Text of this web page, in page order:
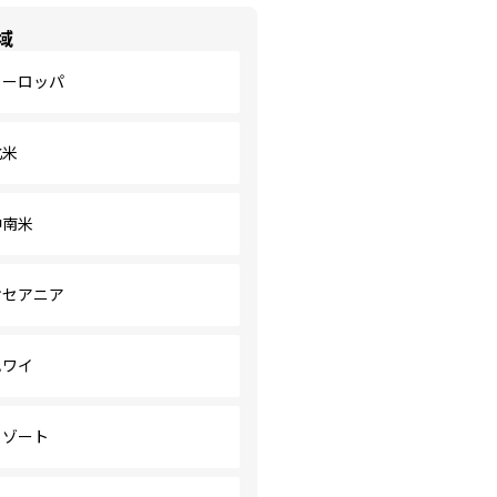
ロッパ
米
アニア
イ
ート